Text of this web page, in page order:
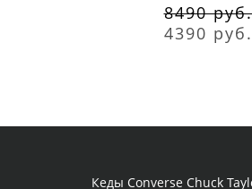
8490 руб.
4390 руб.
Кеды Converse Chuck